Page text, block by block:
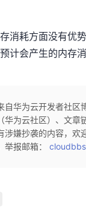
消耗方面没有优
计会产生的内存
自华为云开发者社
华为云社区）、文章
涉嫌抄袭的内容，欢
举报邮箱：